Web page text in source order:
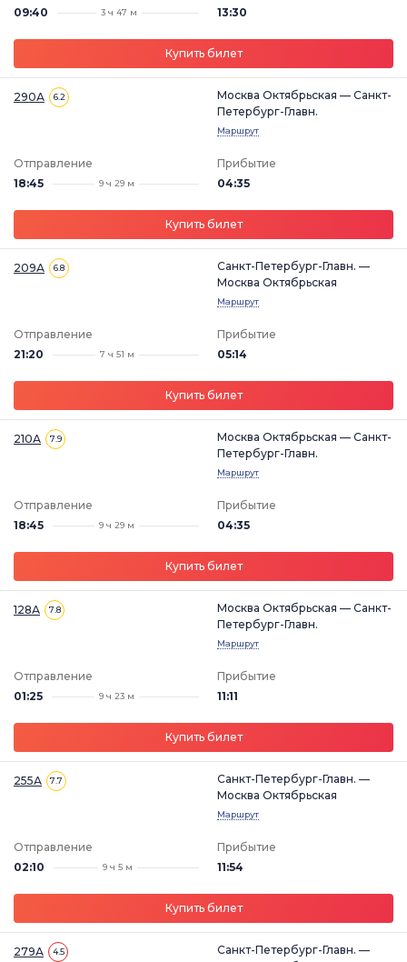
09:40
3 ч 47 м
13:30
Купить билет
290А 6.2
Москва Октябрьская — Санкт-
Петербург-Главн.
Маршрут
Отправление
18:45
9 ч 29 м
Прибытие
04:35
Купить билет
209А 6.8
Санкт-Петербург-Главн. —
Москва Октябрьская
Маршрут
Отправление
21:20
7 ч 51 м
Прибытие
05:14
Купить билет
210А 7.9
Москва Октябрьская — Санкт-
Петербург-Главн.
Маршрут
Отправление
18:45
9 ч 29 м
Прибытие
04:35
Купить билет
128А 7.8
Москва Октябрьская — Санкт-
Петербург-Главн.
Маршрут
Отправление
01:25
9 ч 23 м
Прибытие
11:11
Купить билет
255А 7.7
Санкт-Петербург-Главн. —
Москва Октябрьская
Маршрут
Отправление
02:10
9 ч 5 м
Прибытие
11:54
Купить билет
279А 4.5
Санкт-Петербург-Главн. —